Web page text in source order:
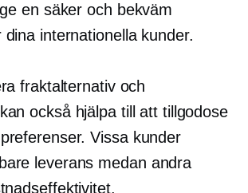
en säker och bekväm
dina internationella kunder.
fraktalternativ och
också hjälpa till att tillgodose
Vissa kunder
leverans medan andra